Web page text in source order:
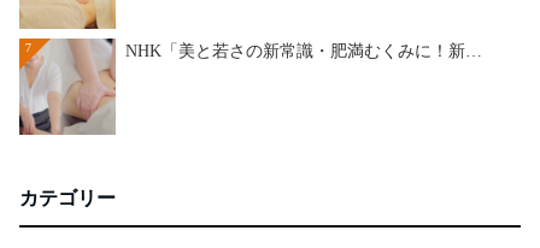
7 NHK「美と若さの新常識・肥満むくみに！新…
カテゴリー